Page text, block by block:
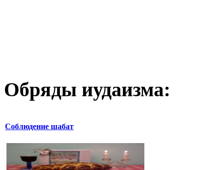
Обряды иудаизма:
Соблюдение шабат